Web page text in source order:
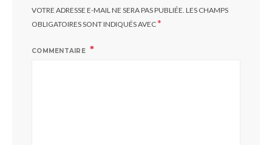
VOTRE ADRESSE E-MAIL NE SERA PAS PUBLIÉE. LES CHAMPS
OBLIGATOIRES SONT INDIQUÉS AVEC*
COMMENTAIRE